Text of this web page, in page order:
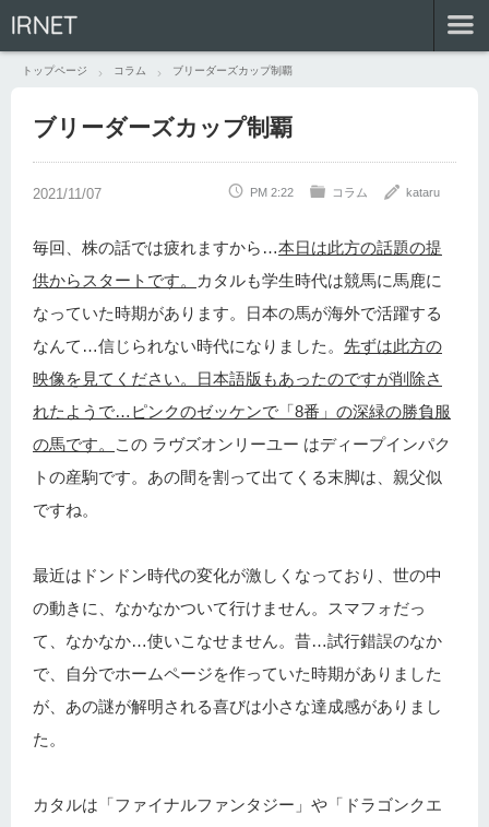
IRNET
トップページ コラム ブリーダーズカップ制覇
ブリーダーズカップ制覇
PM 2:22 コラム kataru
毎回、株の話では疲れますから…本日は此方の話題の提
供からスタートです。
カタルも学生時代は競馬に馬鹿に
なっていた時期があります。日本の馬が海外で活躍する
なんて…信じられない時代になりました。 先ずは此方の
映像を見てください。日本語版もあったのですが削除さ
れたようで…ピンクのゼッケンで「8番」の深緑の勝負服
の馬です。
この ラヴズオンリーユー はディープインパク
トの産駒です。あの間を割って出てくる末脚は、親父似
ですね。
最近はドンドン時代の変化が激しくなっており、世の中
の動きに、なかなかついて行けません。スマフォだっ
て、なかなか…使いこなせません。昔…試行錯誤のなか
で、自分でホームページを作っていた時期がありました
が、あの謎が解明される喜びは小さな達成感がありまし
た。
カタルは「ファイナルファンタジー」や「ドラゴンクエ